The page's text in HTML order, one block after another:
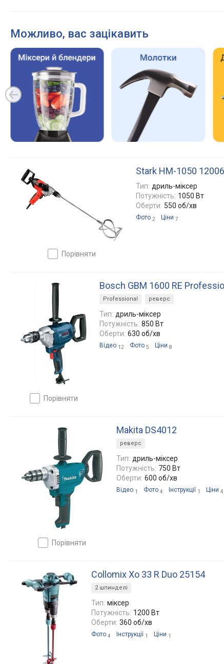
Можливо, вас зацікавить
порівняти
Stark HM-1050
Тип: дриль-міксер
Потужність: 1050 Вт
Оберти: 550 об/хв
Фото 2 Ціни 7
порівняти
Bosch GBM 1600 RE
Professional реверс
Тип: дриль-міксер
Потужність: 850 Вт
Оберти: 630 об/хв
Відео 12 Фото 5 Ціни 8
порівняти
Makita DS4012
реверс
Тип: дриль-міксер
Потужність: 750 Вт
Оберти: 600 об/хв
Відео 1 Фото 4 Інструкції 1 Ціни 4
Collomix Xo 33 R Duo 25154
2 шпинделі
Тип: міксер
Потужність: 1200 Вт
Оберти: 360 об/хв
Фото 4 Інструкції 1 Ціни 1